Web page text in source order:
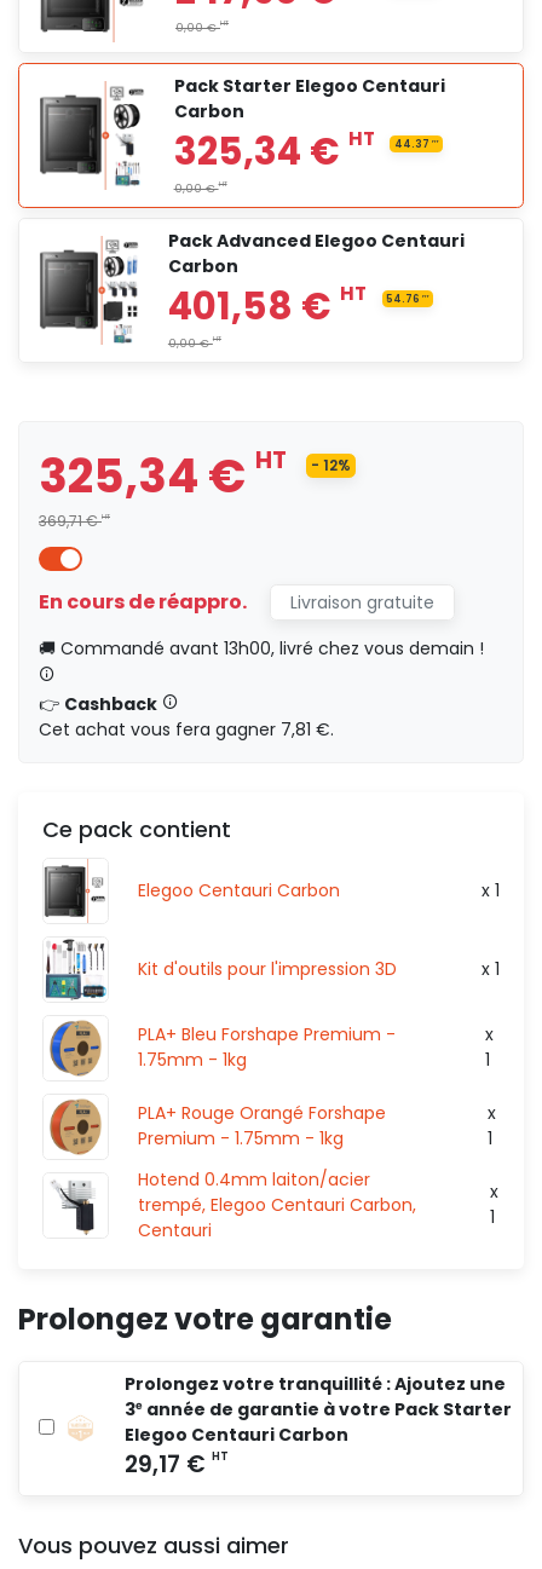
0,00 €HT
Pack Starter Elegoo Centauri
Carbon
325,34 €
0,00 €HT
Pack Advanced Elegoo Centauri
Carbon
325,34 € HT
369,71 €HT
- 12%
En cours de réappro.
Livraison gratuite
🚚 Commandé avant 13h00, livré chez vous demain !
👉 Cashback
Cet achat vous fera gagner 7,81 €.
Ce pack contient
Elegoo Centauri Carbon x 1
Kit d'outils pour l'impression 3D x 1
PLA+ Bleu Forshape Premium -
1.75mm - 1kg
x
1
PLA+ Rouge Orangé Forshape
Premium - 1.75mm - 1kg
x
1
Hotend 0.4mm laiton/acier
trempé, Elegoo Centauri Carbon,
Centauri
x
1
Prolongez votre garantie
Prolongez votre tranquillité : Ajoutez une
3ᵉ année de garantie à votre Pack Starter
Elegoo Centauri Carbon
Vous pouvez aussi aimer